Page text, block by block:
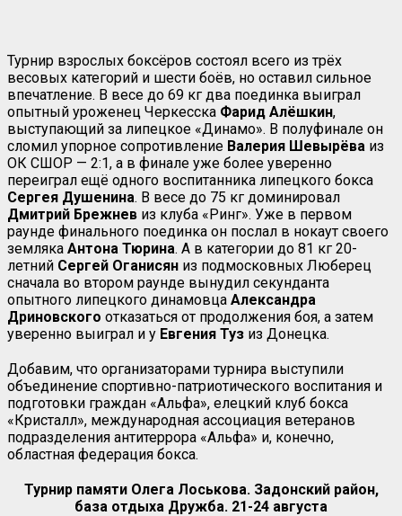
Турнир взрослых боксёров состоял всего из трёх
весовых категорий и шести боёв, но оставил сильное
впечатление. В весе до 69 кг два поединка выиграл
опытный уроженец Черкесска Фарид Алёшкин,
выступающий за липецкое «Динамо». В полуфинале он
сломил упорное сопротивление Валерия Шевырёва из
ОК СШОР — 2:1, а в финале уже более уверенно
переиграл ещё одного воспитанника липецкого бокса
Сергея Душенина. В весе до 75 кг доминировал
Дмитрий Брежнев из клуба «Ринг». Уже в первом
раунде финального поединка он послал в нокаут своего
земляка Антона Тюрина. А в категории до 81 кг 20-
летний Сергей Оганисян из подмосковных Люберец
сначала во втором раунде вынудил секунданта
опытного липецкого динамовца Александра
Дриновского отказаться от продолжения боя, а затем
уверенно выиграл и у Евгения Туз из Донецка.
Добавим, что организаторами турнира выступили
объединение спортивно-патриотического воспитания и
подготовки граждан «Альфа», елецкий клуб бокса
«Кристалл», международная ассоциация ветеранов
подразделения антитеррора «Альфа» и, конечно,
областная федерация бокса.
Турнир памяти Олега Лоськова. Задонский район,
база отдыха Дружба. 21-24 августа